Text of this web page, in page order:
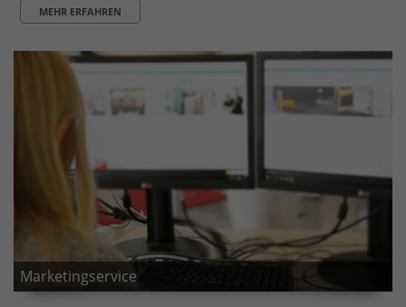
MEHR ERFAHREN
Marketingservice